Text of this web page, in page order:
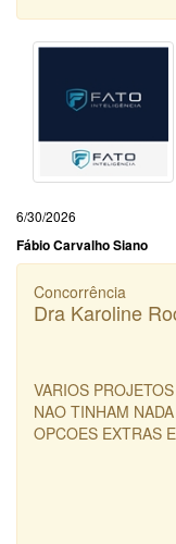
6/30/2026
Fábio Carvalho Siano
Concorrência
Dra Karoline
VARIOS
NAO TINHAM
OPCOES EXTRAS